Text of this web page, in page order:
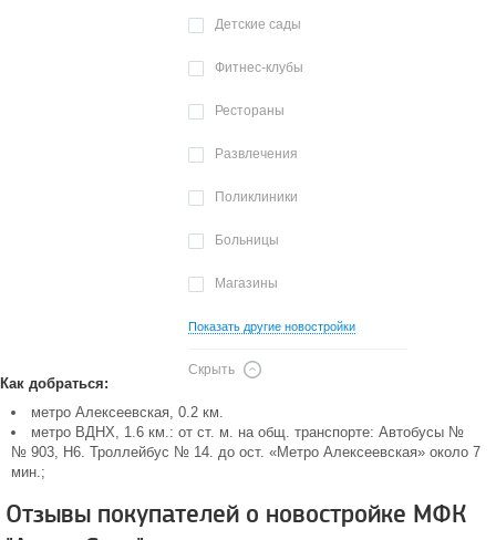
Детские сады
Фитнес-клубы
Рестораны
Развлечения
Поликлиники
Больницы
Магазины
Показать другие новостройки
Скрыть
Как добраться:
метро Алексеевская, 0.2 км.
метро ВДНХ, 1.6 км.: от ст. м. на общ. транспорте: Автобусы №
№ 903, Н6. Троллейбус № 14. до ост. «Метро Алексеевская» около 7
мин.;
Отзывы покупателей о новостройке МФК